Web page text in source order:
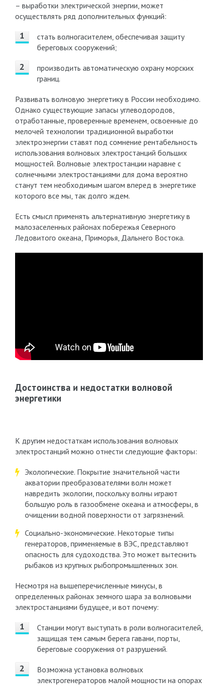
– выработки электрической энергии, может
осуществлять ряд дополнительных функций:
стать волногасителем, обеспечивая защиту
береговых сооружений;
производить автоматическую охрану морских
границ.
Развивать волновую энергетику в России необходимо.
Однако существующие запасы углеводородов,
отработанные, проверенные временем, освоенные до
мелочей технологии традиционной выработки
электроэнергии ставят под сомнение рентабельность
использования волновых электростанций больших
мощностей. Волновые электростанции наравне с
солнечными электростанциями для дома вероятно
станут тем необходимым шагом вперед в энергетике
которого все мы, так долго ждем.
Есть смысл применять альтернативную энергетику в
малозаселенных районах побережья Северного
Ледовитого океана, Приморья, Дальнего Востока.
Достоинства и недостатки волновой
энергетики
К другим недостаткам использования волновых
электростанций можно отнести следующие факторы:
Экологические. Покрытие значительной части
акватории преобразователями волн может
навредить экологии, поскольку волны играют
большую роль в газообмене океана и атмосферы, в
очищении водной поверхности от загрязнений.
Социально-экономические. Некоторые типы
генераторов, применяемые в ВЭС, представляют
опасность для судоходства. Это может вытеснить
рыбаков из крупных рыбопромышленных зон.
Несмотря на вышеперечисленные минусы, в
определенных районах земного шара за волновыми
электростанциями будущее, и вот почему:
Станции могут выступать в роли волногасителей,
защищая тем самым берега гавани, порты,
береговые сооружения от разрушений.
Возможна установка волновых
электрогенераторов малой мощности на опорах